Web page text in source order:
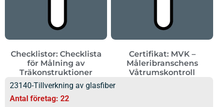
Checklistor: Checklista
för Målning av
Träkonstruktioner
Certifikat: MVK –
Måleribranschens
Våtrumskontroll
23140-Tillverkning av glasfiber
Antal företag: 22